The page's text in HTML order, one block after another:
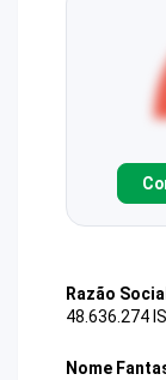
Razão Social
48.636.274
Nome